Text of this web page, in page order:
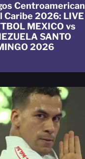
Caribe 2026: LIVE
MEXICO vs
SANTO
2026